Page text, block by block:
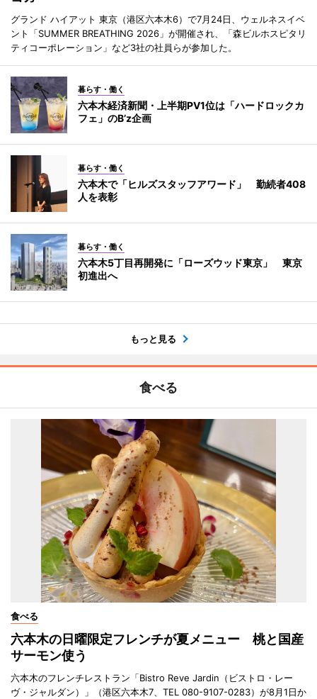
グランド ハイアット 東京（港区六本木6）で7月24日、ウェルネスイベ
ント「SUMMER BREATHING 2026」が開催され、「森ビルホスピタリ
ティコーポレーション」など3社の社員らが参加した。
暮らす・働く
六本木経済新聞・上半期PV1位は「ハードロックカ
フェ」のB’z企画
暮らす・働く
六本木で「ヒルズスタッフアワード」 勤続者408
人を表彰
暮らす・働く
六本木5丁目再開発に「ローズウッド東京」 東京
初進出へ
もっと見る
食べる
食べる
六本木の日曜限定フレンチが夏メニュー 桃と国産
サーモン使う
六本木のフレンチレストラン「Bistro Reve Jardin（ビストロ・レー
ヴ・ジャルダン）」（港区六本木7、TEL 080-9107-0283）が8月1日か